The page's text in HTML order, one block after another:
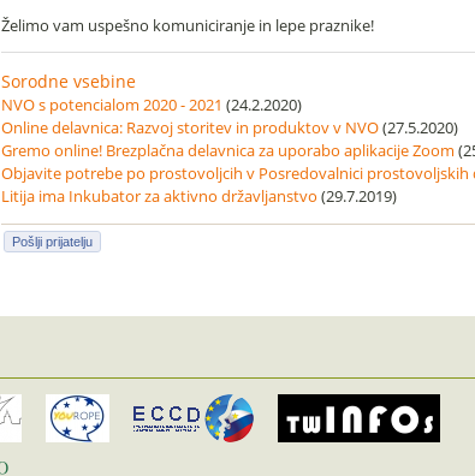
Želimo vam uspešno komuniciranje in lepe praznike!
Sorodne vsebine
NVO s potencialom 2020 - 2021 (24.2.2020)
Online delavnica: Razvoj storitev in produktov v NVO(27.5.2020)
Gremo online! Brezplačna delavnica za uporabo aplikacije Zoom
Objavite potrebe po prostovoljcih v Posredovalnici prostovoljskih
Litija ima Inkubator za aktivno državljanstvo (29.7.2019)
Pošlji prijatelju